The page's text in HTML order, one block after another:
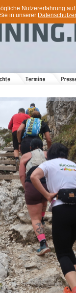
Nutzererfahrung
in unserer